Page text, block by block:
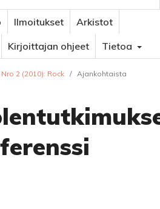
Ilmoitukset
Arkistot
Kirjoittajan ohjeet Tietoa
2 (2010): Rock / Ajankohtaista